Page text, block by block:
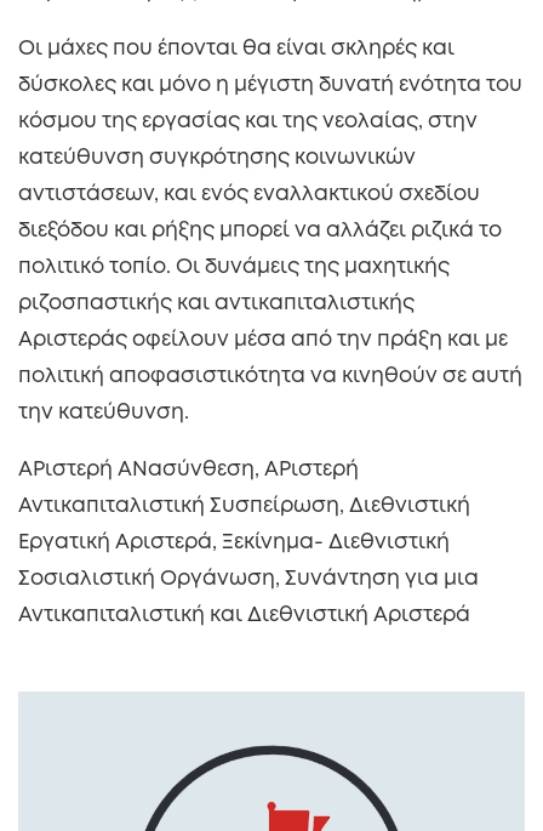
Οι μάχες που έπονται θα είναι σκληρές και
δύσκολες και μόνο η μέγιστη δυνατή ενότητα του
κόσμου της εργασίας και της νεολαίας, στην
κατεύθυνση συγκρότησης κοινωνικών
αντιστάσεων, και ενός εναλλακτικού σχεδίου
διεξόδου και ρήξης μπορεί να αλλάζει ριζικά το
πολιτικό τοπίο. Οι δυνάμεις της μαχητικής
ριζοσπαστικής και αντικαπιταλιστικής
Αριστεράς οφείλουν μέσα από την πράξη και με
πολιτική αποφασιστικότητα να κινηθούν σε αυτή
την κατεύθυνση.
ΑΡιστερή ΑΝασύνθεση, ΑΡιστερή
Αντικαπιταλιστική Συσπείρωση, Διεθνιστική
Εργατική Αριστερά, Ξεκίνημα- Διεθνιστική
Σοσιαλιστική Οργάνωση, Συνάντηση για μια
Αντικαπιταλιστική και Διεθνιστική Αριστερά